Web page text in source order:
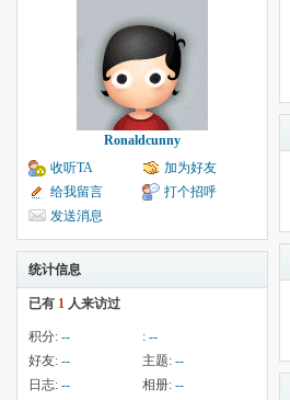
Ronaldcunny
收听TA
加为好友
给我留言
打个招呼
发送消息
统计信息
已有 1 人来访过
积分: -- : --
好友: -- 主题: --
日志: -- 相册: --